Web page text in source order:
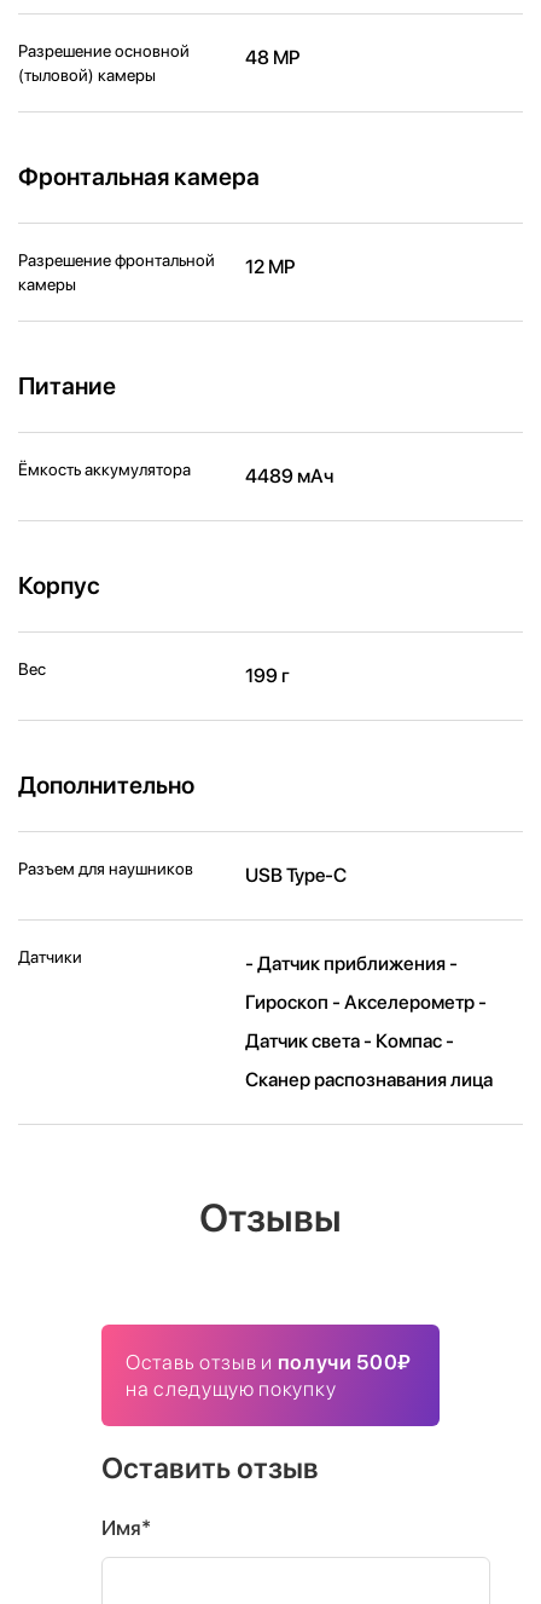
Разрешение основной
(тыловой) камеры
48 MP
Фронтальная камера
Разрешение фронтальной
камеры
12 MP
Питание
Ёмкость аккумулятора 4489 мАч
Корпус
Вес 199 г
Дополнительно
Разъем для наушников USB Type-C
Датчики
- Датчик приближения -
Гироскоп - Акселерометр -
Датчик света - Компас -
Сканер распознавания лица
Отзывы
Оставь отзыв и получи 500₽
на следущую покупку
Оставить отзыв
Имя*